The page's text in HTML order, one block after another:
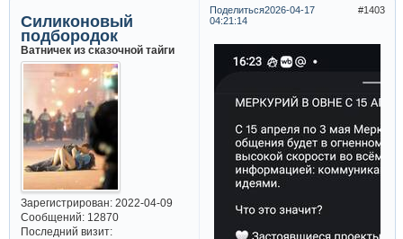
Поделиться 1403
2026-04-17
04:21:14
Силиконовый
подбородок
Ватничек из сказочной тайги
Зарегистрирован: 2022-04-09
Сообщений:12870
Последний визит: